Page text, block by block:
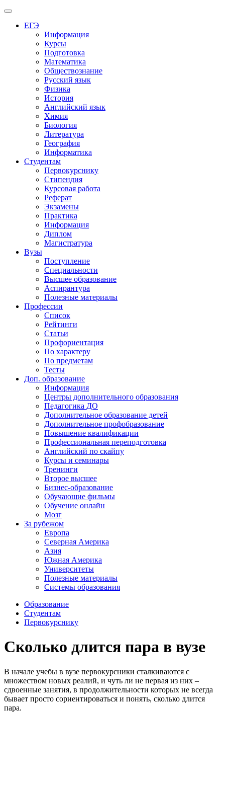
Меню
ЕГЭ
Информация
Курсы
Подготовка
Математика
Обществознание
Русский язык
Физика
История
Английский язык
Химия
Биология
Литература
География
Информатика
Студентам
Первокурснику
Стипендия
Курсовая работа
Реферат
Экзамены
Практика
Информация
Диплом
Магистратура
Вузы
Поступление
Специальности
Высшее образование
Аспирантура
Полезные материалы
Профессии
Список
Рейтинги
Статьи
Профориентация
По характеру
По предметам
Тесты
Доп. образование
Информация
Центры дополнительного образования
Педагогика ДО
Дополнительное образование детей
Дополнительное профобразование
Повышение квалификации
Профессиональная переподготовка
Английский по скайпу
Курсы и семинары
Тренинги
Второе высшее
Бизнес-образование
Обучающие фильмы
Обучение онлайн
Мозг
За рубежом
Европа
Северная Америка
Азия
Южная Америка
Университеты
Полезные материалы
Системы образования
Образование
Студентам
Первокурснику
Сколько длится пара в вузе
В начале учебы в вузе первокурсники сталкиваются с
множеством новых реалий, и чуть ли не первая из них –
сдвоенные занятия, в продолжительности которых не всегда
бывает просто сориентироваться и понять, сколько длится
пара.